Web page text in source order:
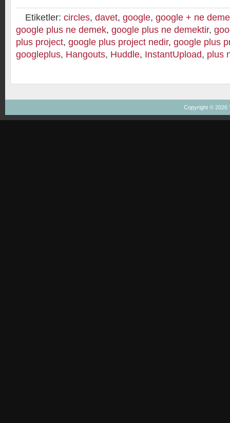
Etiketler: circles, davet, google, google + ne
google plus ne demek, google plus ne demektir,
plus project, google plus project nedir, google plus
googleplus, Hangouts, Huddle, InstantUpload, plus
Copyright © 2026